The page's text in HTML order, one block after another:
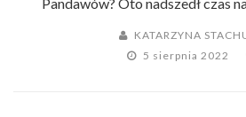
Pandawów? Oto nadszedł czas
KATARZYNA
5 sierpnia 2022